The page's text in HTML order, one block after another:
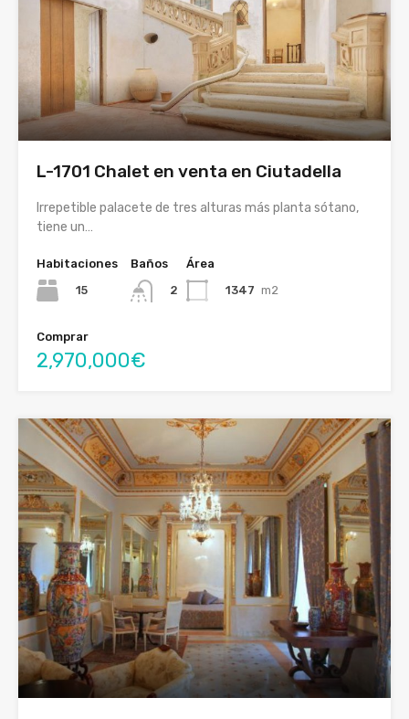
L-1701 Chalet en venta en Ciutadella
Irrepetible palacete de tres alturas más planta sótano,
tiene un…
Habitaciones
15
Baños
2
Área
1347 m2
Comprar
2,970,000€